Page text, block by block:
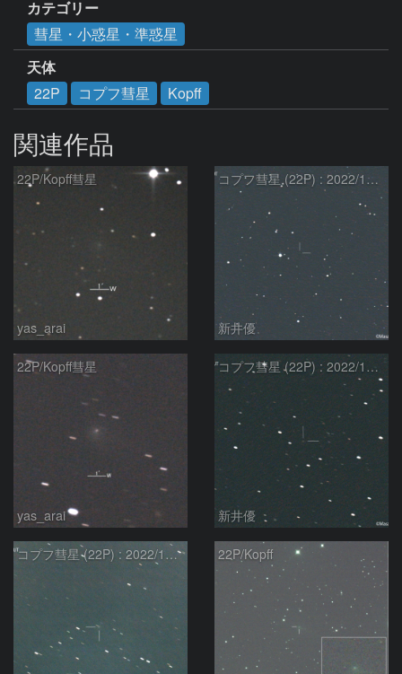
カテゴリー
彗星・小惑星・準惑星
天体
22P
コプフ彗星 Kopff
関連作品
22P/Kopff彗星
yas_arai
コプフ彗星 (22P) : 2022/11/21
新井優
22P/Kopff彗星
yas_arai
コプフ彗星 (22P) : 2022/10/19
新井優
コプフ彗星 (22P) : 2022/10/01 22P/Kopff